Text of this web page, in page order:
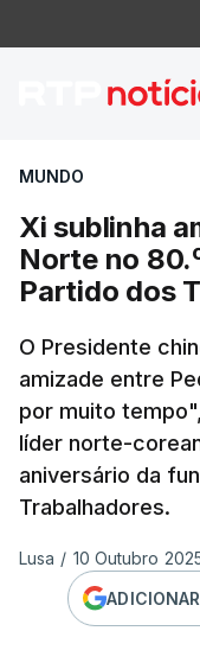
Xi
MUNDO
Xi sublinha
Norte no
Partido dos
O Presidente
amizade entre
por muito
líder norte-
aniversário da
Trabalhadores.
Lusa / 10 Outubro